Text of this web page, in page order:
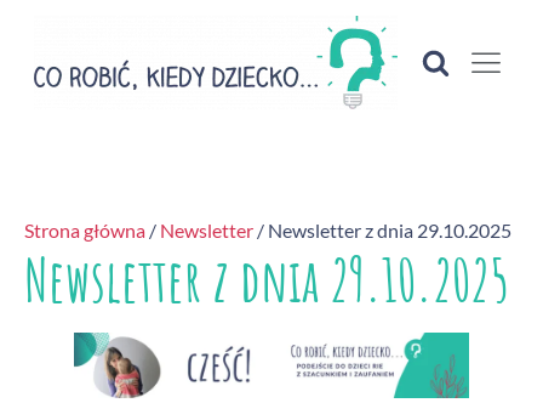
Strona główna / Newsletter / Newsletter z dnia 29.10.2025
Newsletter z dnia 29.10.2025